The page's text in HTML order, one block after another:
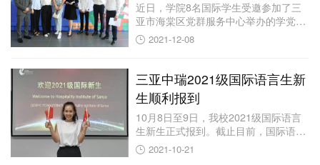
近日，学院8名国际学生受邀参加了三
亚市海棠区党群服务中心举办的学党史
活动。 ...
2021-12-08
三亚中瑞2021级国际语言生新
生顺利报到
10月8日至9日，我校2021级国际语言
生新生正式报到。截止目前，国际语言
生新生...
2021-10-21